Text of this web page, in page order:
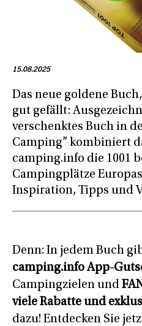
15.08.2025
Das neue goldene
gut gefällt:
verschenktes Buch in
Camping” kombiniert
camping.info die 1001
Campingplätze
Inspiration, Tipps und
Denn: In jedem Buch
camping.info App-
Campingzielen und
viele Rabatte und
dazu! Entdecken Sie